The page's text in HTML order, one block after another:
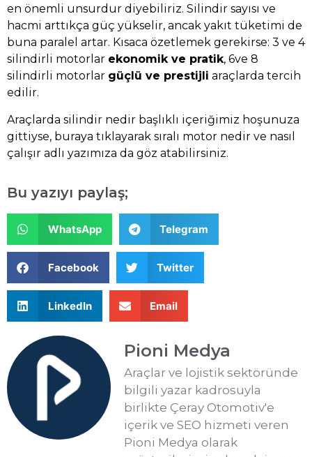
en önemli unsurdur diyebiliriz. Silindir sayısı ve
hacmi arttıkça güç yükselir, ancak yakıt tüketimi de
buna paralel artar. Kısaca özetlemek gerekirse: 3 ve 4
silindirli motorlar ekonomik ve pratik, 6ve 8
silindirli motorlar güçlü ve prestijli araçlarda tercih
edilir.
Araçlarda silindir nedir başlıklı içeriğimiz hoşunuza
gittiyse, buraya tıklayarak sıralı motor nedir ve nasıl
çalışır adlı yazımıza da göz atabilirsiniz.
Bu yazıyı paylaş;
WhatsApp Telegram
Facebook Twitter
LinkedIn Email
Pioni Medya
Araçlar ve lojistik sektöründe
bilgili yazar kadrosuyla
birlikte Çeray Otomotiv'e
içerik ve SEO hizmeti veren
Pioni Medya olarak